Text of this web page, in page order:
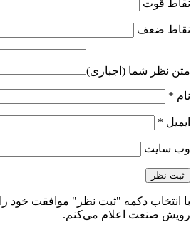
نقاط قوت
نقاط ضعف
متن نظر شما (اجباری)
نام *
ایمیل *
وب‌ سایت
با انتخاب دکمه "ثبت نظر" موافقت خود را
رویش صنعت اعلام می‌کنم.